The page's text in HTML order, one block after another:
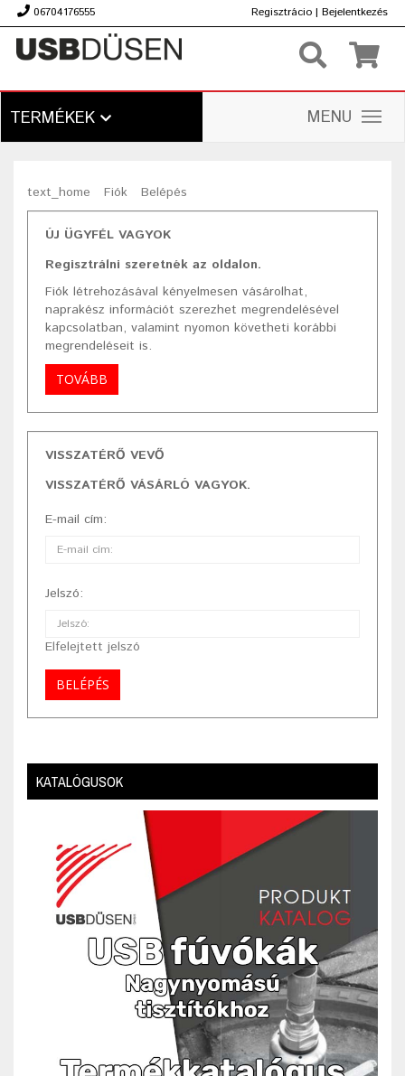
06704176555 Regisztrácio | Bejelentkezés
TERMÉKEK MENU
text_home Fiók Belépés
ÚJ ÜGYFÉL VAGYOK
Regisztrálni szeretnék az oldalon.
Fiók létrehozásával kényelmesen vásárolhat,
naprakész információt szerezhet megrendelésével
kapcsolatban, valamint nyomon követheti korábbi
megrendeléseit is.
TOVÁBB
VISSZATÉRŐ VEVŐ
VISSZATÉRŐ VÁSÁRLÓ VAGYOK.
E-mail cím:
Jelszó:
Elfelejtett jelszó
KATALÓGUSOK